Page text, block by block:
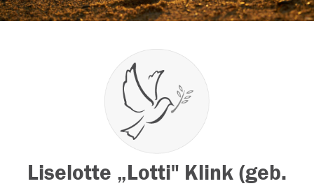
Liselotte „Lotti" Klink (geb.